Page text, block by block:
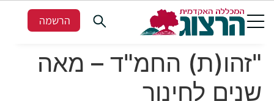
הרשמה
"זהו(ת) החמ"ד – מאה
שנים לחינוך